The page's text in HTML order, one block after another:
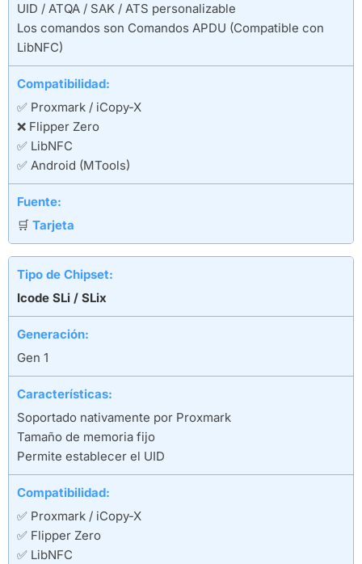
UID / ATQA / SAK / ATS personalizable
Los comandos son Comandos APDU (Compatible con
LibNFC)
Compatibilidad:
✅ Proxmark / iCopy-X
❌ Flipper Zero
✅ LibNFC
✅ Android (MTools)
Fuente:
🛒 Tarjeta
Tipo de Chipset:
Icode SLi / SLix
Generación:
Gen 1
Características:
Soportado nativamente por Proxmark
Tamaño de memoria fijo
Permite establecer el UID
Compatibilidad:
✅ Proxmark / iCopy-X
✅ Flipper Zero
✅ LibNFC